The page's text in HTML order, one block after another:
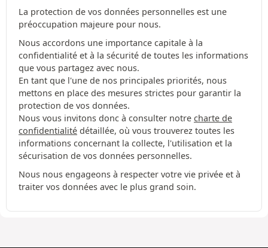
La protection de vos données personnelles est une
préoccupation majeure pour nous.
Nous accordons une importance capitale à la
confidentialité et à la sécurité de toutes les informations
que vous partagez avec nous.
En tant que l'une de nos principales priorités, nous
mettons en place des mesures strictes pour garantir la
protection de vos données.
Nous vous invitons donc à consulter notre charte de
confidentialité détaillée, où vous trouverez toutes les
informations concernant la collecte, l'utilisation et la
sécurisation de vos données personnelles.
Nous nous engageons à respecter votre vie privée et à
traiter vos données avec le plus grand soin.